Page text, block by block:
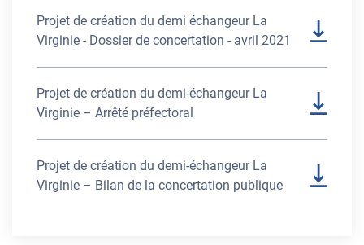
Projet de création du demi échangeur La
Virginie - Dossier de concertation - avril 2021
Projet de création du demi-échangeur La
Virginie – Arrêté préfectoral
Projet de création du demi-échangeur La
Virginie – Bilan de la concertation publique